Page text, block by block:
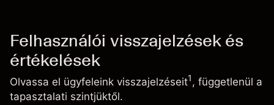
Felhasználói visszajelzések és
értékelések
Olvassa el ügyfeleink visszajelzéseit1, függetlenül a
tapasztalati szintjüktől.